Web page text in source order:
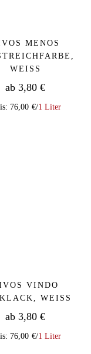
MENOS
WEISS
ab 3,80 €
76,00 €/1 Liter
VINDO
WEISS
ab 3,80 €
76,00 €/1 Liter